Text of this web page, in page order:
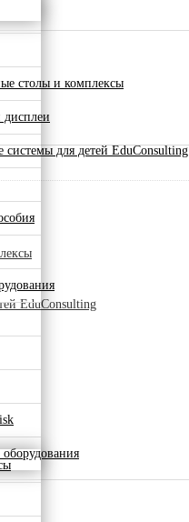
столы и комплексы
дисплеи
системы для детей EduConsulting
EduConsulting